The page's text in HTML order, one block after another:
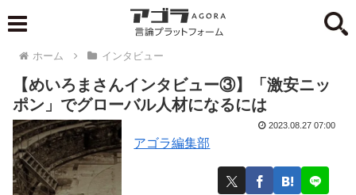
ホーム インタビュー
【めいろまさんインタビュー③】「激安ニッ
ポン」でグローバル人材になるには
アゴラ編集部
2023.08.27 07:00